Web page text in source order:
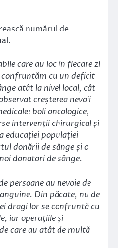
numărul de
care au loc în fiecare zi
confruntăm cu un deficit
atât la nivel local, cât
creșterea nevoii
boli oncologice,
intervenții chirurgical și
educației populației
donării de sânge și o
donatori de sânge.
persoane au nevoie de
Din păcate, nu de
dragi lor se confruntă cu
iar operaţiile şi
care au atât de multă